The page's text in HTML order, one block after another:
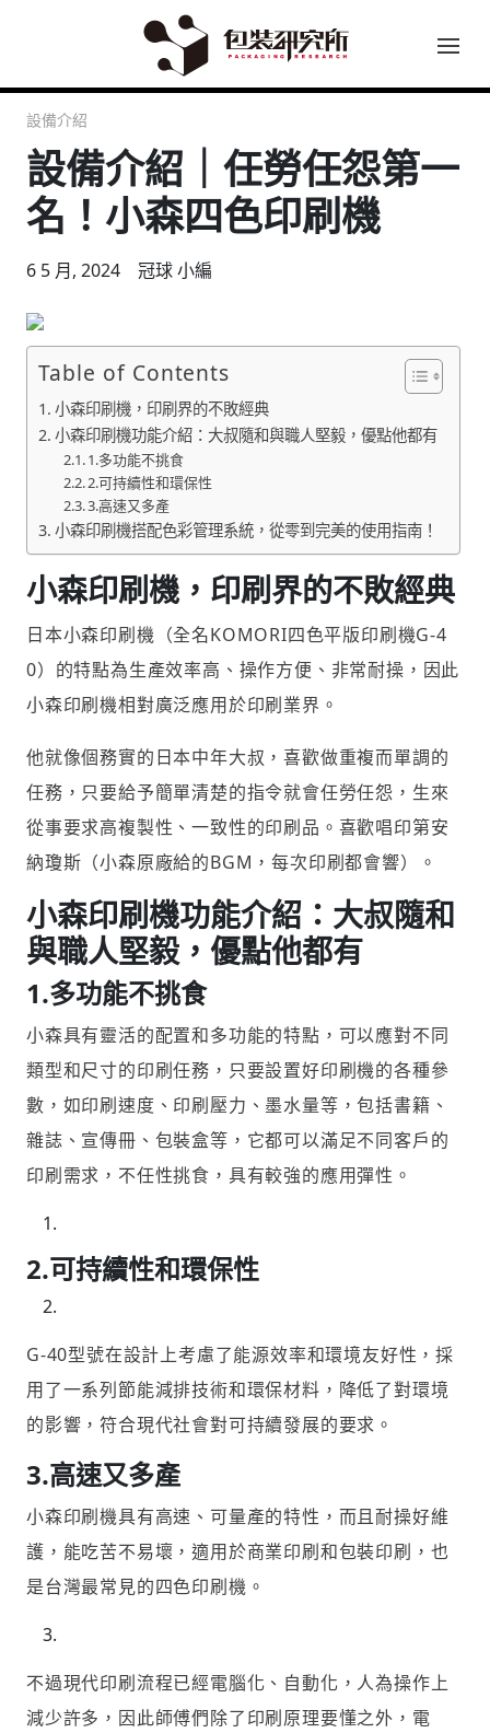
設備介紹
設備介紹｜任勞任怨第一
名！小森四色印刷機
6 5 月, 2024 冠球 小編
Table of Contents
小森印刷機，印刷界的不敗經典
小森印刷機功能介紹：大叔隨和與職人堅毅，優點他都有
1.多功能不挑食
2.可持續性和環保性
3.高速又多產
小森印刷機搭配色彩管理系統，從零到完美的使用指南！
小森印刷機，印刷界的不敗經典
日本小森印刷機（全名KOMORI四色平版印刷機G-4
0）的特點為生產效率高、操作方便、非常耐操，因此
小森印刷機相對廣泛應用於印刷業界。
他就像個務實的日本中年大叔，喜歡做重複而單調的
任務，只要給予簡單清楚的指令就會任勞任怨，生來
從事要求高複製性、一致性的印刷品。喜歡唱印第安
納瓊斯（小森原廠給的BGM，每次印刷都會響）。
小森印刷機功能介紹：大叔隨和
與職人堅毅，優點他都有
1.多功能不挑食
小森具有靈活的配置和多功能的特點，可以應對不同
類型和尺寸的印刷任務，只要設置好印刷機的各種參
數，如印刷速度、印刷壓力、墨水量等，包括書籍、
雜誌、宣傳冊、包裝盒等，它都可以滿足不同客戶的
印刷需求，不任性挑食，具有較強的應用彈性。
2.可持續性和環保性
G-40型號在設計上考慮了能源效率和環境友好性，採
用了一系列節能減排技術和環保材料，降低了對環境
的影響，符合現代社會對可持續發展的要求。
3.高速又多產
小森印刷機具有高速、可量產的特性，而且耐操好維
護，能吃苦不易壞，適用於商業印刷和包裝印刷，也
是台灣最常見的四色印刷機。
不過現代印刷流程已經電腦化、自動化，人為操作上
減少許多，因此師傅們除了印刷原理要懂之外，電